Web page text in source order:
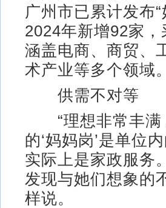
广州市已累计发布
2024年新增92家，
涵盖电商、商贸、
术产业等多个领域。
供需不对等
“理想非常丰满
的‘妈妈岗’是单位
实际上是家政服务
发现与她们想象的
样说。